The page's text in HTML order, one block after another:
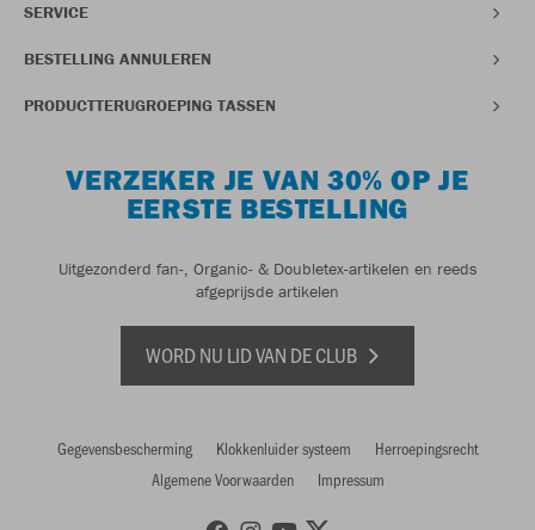
SERVICE
BESTELLING ANNULEREN
PRODUCTTERUGROEPING TASSEN
VERZEKER JE VAN 30% OP JE
EERSTE BESTELLING
Uitgezonderd fan-, Organic- & Doubletex-artikelen en reeds
afgeprijsde artikelen
WORD NU LID VAN DE CLUB
Gegevensbescherming Klokkenluider systeem
Herroepingsrecht
Algemene Voorwaarden
Impressum